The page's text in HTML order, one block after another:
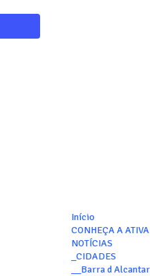
Início
CONHEÇA A
NOTÍCIAS
_CIDADES
__Barra d